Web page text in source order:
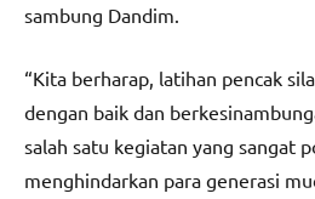
sambung Dandim.
“Kita berharap, latihan pencak
dengan baik dan
salah satu kegiatan yang sangat
menghindarkan para generasi